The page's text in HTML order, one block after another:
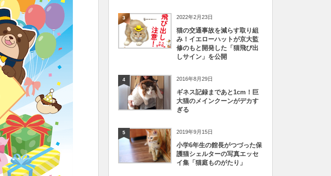
3 2022年2月23日
猫の交通事故を減らす取り組
み！イエローハットが京大監
修のもと開発した「猫飛び出
しサイン」を公開
4 2016年8月29日
ギネス記録まであと1cm！巨
大猫のメインクーンがデカす
ぎる
5 2019年9月15日
小学6年生の館長がつづった保
護猫シェルターの写真エッセ
イ集「猫庭ものがたり」